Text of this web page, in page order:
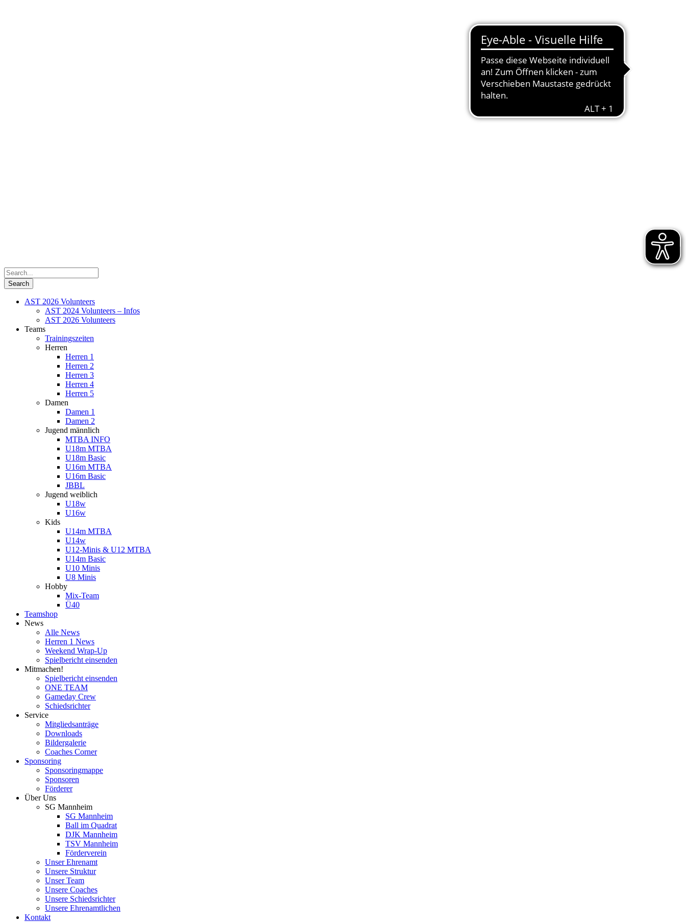
AST 2026 Volunteers
AST 2024 Volunteers – Infos
AST 2026 Volunteers
Teams
Trainingszeiten
Herren
Herren 1
Herren 2
Herren 3
Herren 4
Herren 5
Damen
Damen 1
Damen 2
Jugend männlich
MTBA INFO
U18m MTBA
U18m Basic
U16m MTBA
U16m Basic
JBBL
Jugend weiblich
U18w
U16w
Kids
U14m MTBA
U14w
U12-Minis & U12 MTBA
U14m Basic
U10 Minis
U8 Minis
Hobby
Mix-Team
Ü40
Teamshop
News
Alle News
Herren 1 News
Weekend Wrap-Up
Spielbericht einsenden
Mitmachen!
Spielbericht einsenden
ONE TEAM
Gameday Crew
Schiedsrichter
Service
Mitgliedsanträge
Downloads
Bildergalerie
Coaches Corner
Sponsoring
Sponsoringmappe
Sponsoren
Förderer
Über Uns
SG Mannheim
SG Mannheim
Ball im Quadrat
DJK Mannheim
TSV Mannheim
Förderverein
Unser Ehrenamt
Unsere Struktur
Unser Team
Unsere Coaches
Unsere Schiedsrichter
Unsere Ehrenamtlichen
Kontakt